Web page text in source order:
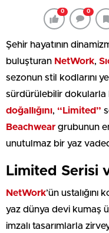
0 0
Şehir hayatının
buluşturan NetWork,
sezonun stil kodlarını
sürdürülebilir dokularla
doğallığını, “Limited”
Beachwear grubunun
unutulmaz bir yaz
Limited Serisi
NetWork’ün ustalığını
yaz dünya devi kumaş
imzalı tasarımlarla